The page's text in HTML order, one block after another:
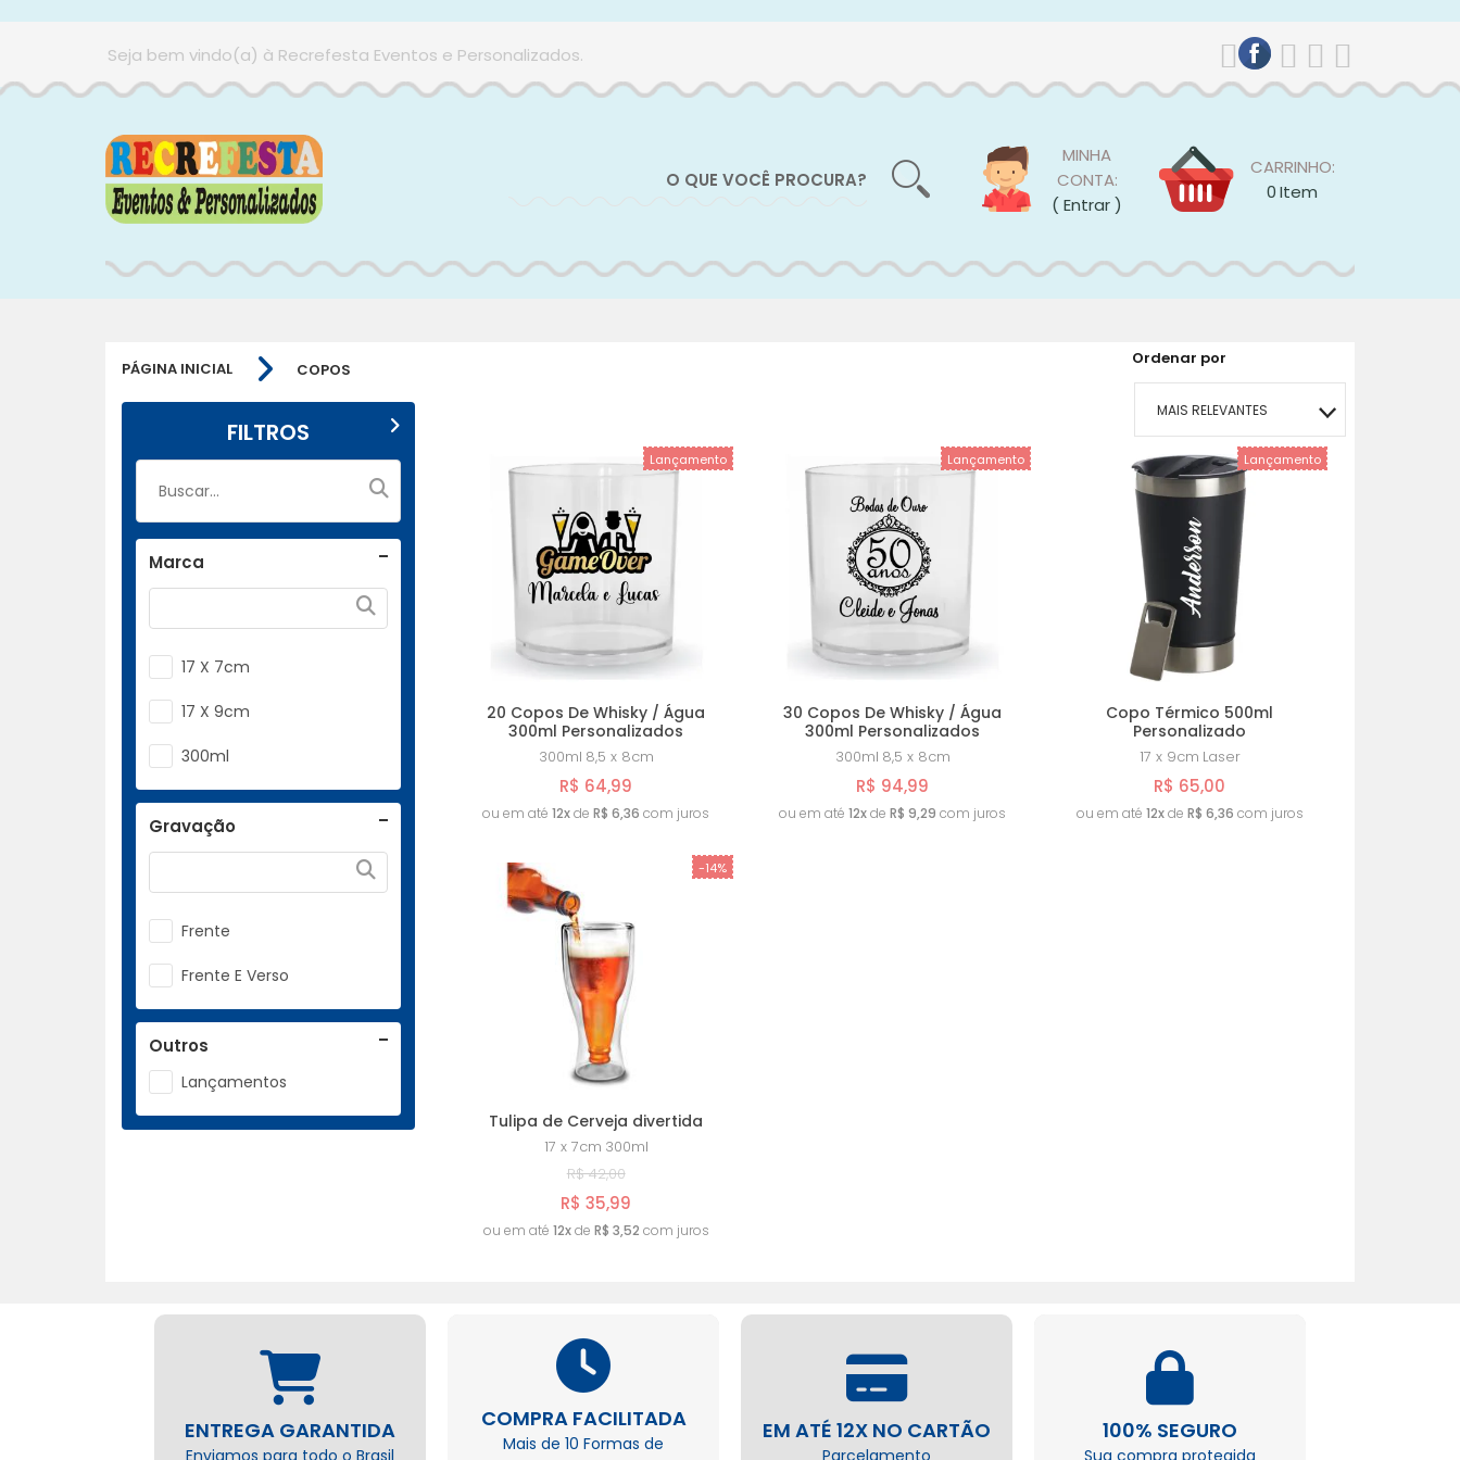
Seja bem vindo(a) à Recrefesta Eventos e Personalizados.
MINHA
CONTA:
( Entrar )
CARRINHO:
0Item
PÁGINA INICIAL COPOS
Ordenar por
MAIS RELEVANTES
MAIS VENDIDOS
MENOR PREÇO
MAIOR PREÇO
A - Z
FILTROS
Marca
17 X 7cm
17 X 9cm
300ml
Gravação
Frente
Frente E Verso
Outros
Lançamentos
Lançamento
20 Copos De Whisky / Água
300ml Personalizados
300ml 8,5 x 8cm
R$ 64,99
ou em até12xdeR$ 6,36 com juros
Lançamento
30 Copos De Whisky / Água
300ml Personalizados
300ml 8,5 x 8cm
R$ 94,99
ou em até12xdeR$ 9,29 com juros
Lançamento
Copo Térmico 500ml
Personalizado
17 x 9cm Laser
R$ 65,00
ou em até 12xde R$ 6,36 com juros
-14%
Tulipa de Cerveja divertida
17 x 7cm 300ml
R$ 42,00
R$ 35,99
ou em até 12xde R$ 3,52 com juros
ENTREGA GARANTIDA
Enviamos para todo o Brasil
COMPRA FACILITADA
Mais de 10 Formas de
EM ATÉ 12X NO CARTÃO
Parcelamento
100% SEGURO
Sua compra protegida